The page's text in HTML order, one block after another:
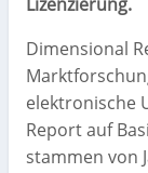
Dimensional
elektronische
Report auf
stammen von